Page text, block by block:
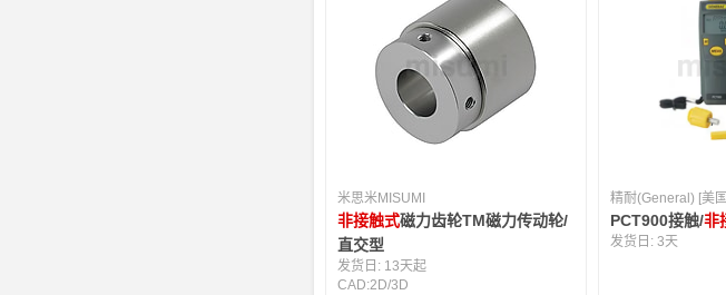
米思米MISUMI
非接触式磁力齿轮TM磁力传动轮/
直交型
发货日: 13天起
CAD:2D/3D
精耐(General) [美
PCT900接触/非
发货日:3天